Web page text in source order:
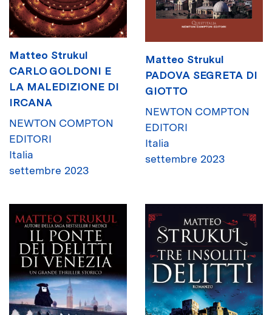
Matteo Strukul
CARLO GOLDONI E
LA MALEDIZIONE DI
IRCANA
NEWTON COMPTON
EDITORI
Italia
settembre 2023
Matteo Strukul
PADOVA SEGRETA DI
GIOTTO
NEWTON COMPTON
EDITORI
Italia
settembre 2023